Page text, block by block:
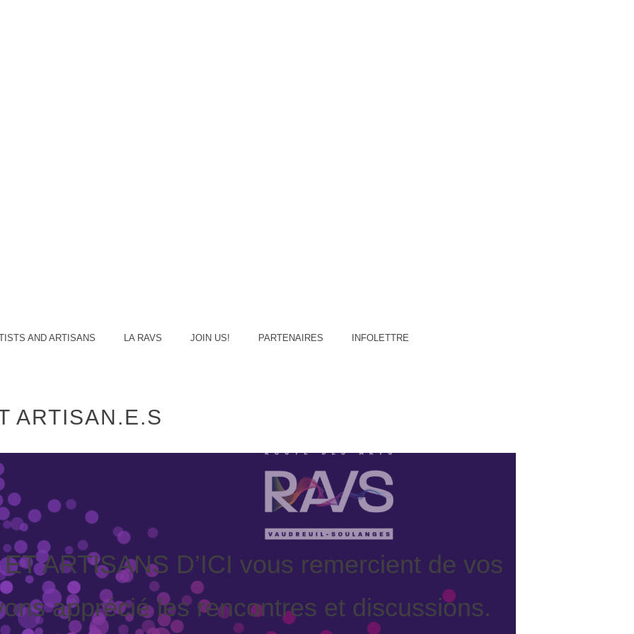
AND ARTISANS LA RAVS JOIN US! PARTENAIRES INFOLETTRE
ARTISAN.E.S
ARTISANS D’ICI vous remercient de vos
apprécié les rencontres et discussions.